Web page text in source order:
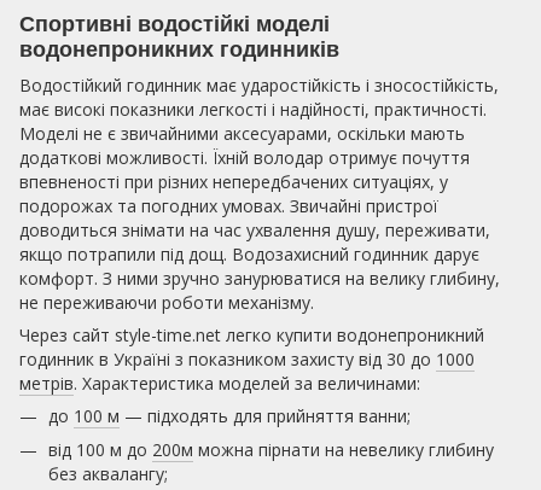
Спортивні водостійкі моделі
водонепроникних годинників
Водостійкий годинник має ударостійкість і зносостійкість,
має високі показники легкості і надійності, практичності.
Моделі не є звичайними аксесуарами, оскільки мають
додаткові можливості. Їхній володар отримує почуття
впевненості при різних непередбачених ситуаціях, у
подорожах та погодних умовах. Звичайні пристрої
доводиться знімати на час ухвалення душу, переживати,
якщо потрапили під дощ. Водозахисний годинник дарує
комфорт. З ними зручно занурюватися на велику глибину,
не переживаючи роботи механізму.
Через сайт style-time.net легко купити водонепроникний
годинник в Україні з показником захисту від 30 до 1000
метрів. Характеристика моделей за величинами:
до 100 м — підходять для прийняття ванни;
від 100 м до 200м можна пірнати на невелику глибину
без аквалангу;